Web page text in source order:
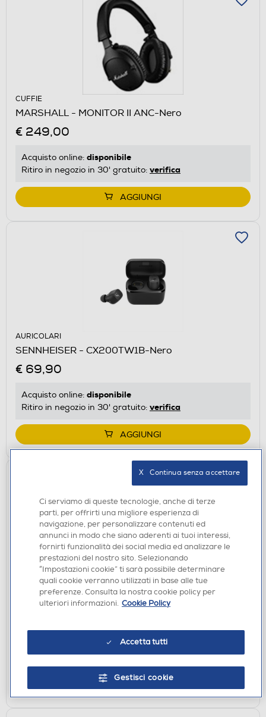
CUFFIE
MARSHALL - MONITOR II ANC-Nero
€ 249,00
Acquisto online: disponibile
Ritiro in negozio in 30' gratuito: verifica
AGGIUNGI
AURICOLARI
SENNHEISER - CX200TW1B-Nero
€ 69,90
Acquisto online: disponibile
Ritiro in negozio in 30' gratuito: verifica
AGGIUNGI
PLANET BUDDIES - Cuffie wired TIGER FURRY-
Orange - Arancione - Tigre
disponibile
Ritiro in negozio in 30' gratuito:verifica
Ci serviamo di queste tecnologie, anche di terze
parti, per offrirti una migliore esperienza di
navigazione, per personalizzare contenuti ed
annunci in modo che siano aderenti ai tuoi interessi,
fornirti funzionalità dei social media ed analizzare le
prestazioni del nostro sito. Selezionando
“Impostazioni cookie” ti sarà possibile determinare
quali cookie verranno utilizzati in base alle tue
preferenze. Consulta la nostra cookie policy per
ulteriori informazioni. Cookie Policy
Accetta tutti
Gestisci cookie
X   Continua senza accettare